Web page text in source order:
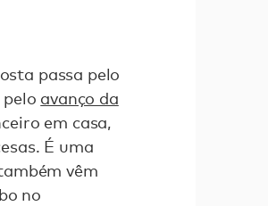
passa pelo
avanço da
em casa,
É uma
vêm
no